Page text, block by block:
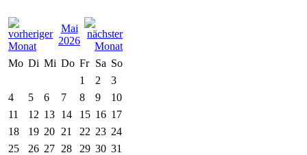
Mai
2026
Mo Di Mi Do Fr Sa So
1
2
3
4
5 6 7 8 9
10
11
12 13 14 15 16 17
18
19 20 21 22 23 24
25
26 27 28 29 30 31